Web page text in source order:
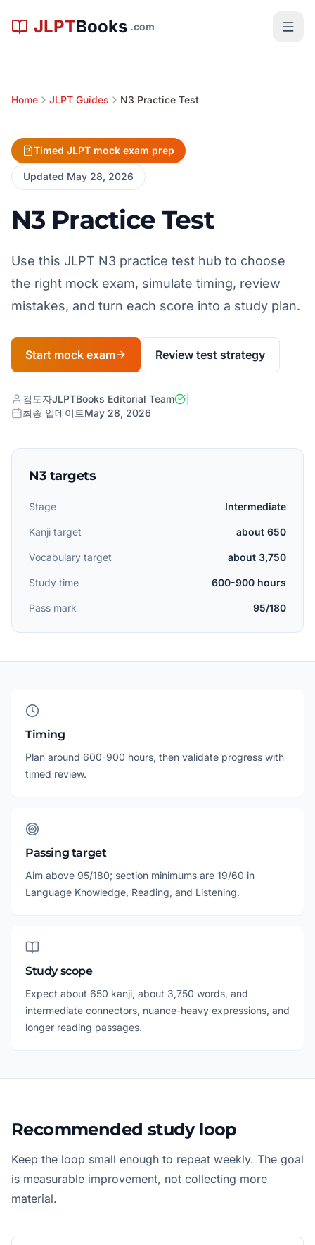
JLPTBooks .com
Home JLPT Guides N3 Practice Test
Timed JLPT mock exam prep
Updated May 28, 2026
N3 Practice Test
Use this JLPT N3 practice test hub to choose
the right mock exam, simulate timing, review
mistakes, and turn each score into a study plan.
Start mock exam Review test strategy
검토자JLPTBooks Editorial Team
최종 업데이트May 28, 2026
N3 targets
Stage Intermediate
Kanji target about 650
Vocabulary target about 3,750
Study time 600-900 hours
Pass mark 95/180
Timing
Plan around 600-900 hours, then validate progress with
timed review.
Passing target
Aim above 95/180; section minimums are 19/60 in
Language Knowledge, Reading, and Listening.
Study scope
Expect about 650 kanji, about 3,750 words, and
intermediate connectors, nuance-heavy expressions, and
longer reading passages.
Recommended study loop
Keep the loop small enough to repeat weekly. The goal
is measurable improvement, not collecting more
material.